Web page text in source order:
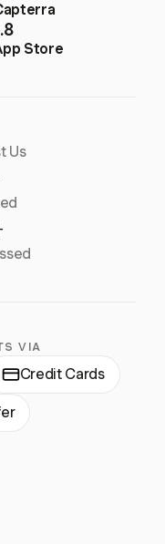
Store
Us
VIA
Credit Cards